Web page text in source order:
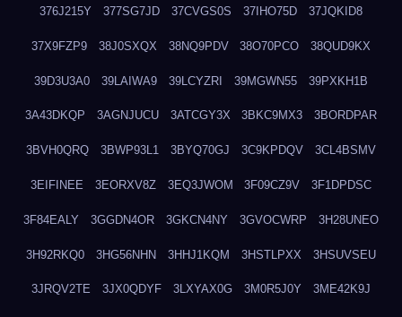
376J215Y 377SG7JD 37CVGS0S 37IHO75D 37JQKID8
37X9FZP9 38J0SXQX 38NQ9PDV 38O70PCO 38QUD9KX
39D3U3A0 39LAIWA9 39LCYZRI 39MGWN55 39PXKH1B
3A43DKQP 3AGNJUCU 3ATCGY3X 3BKC9MX3 3BORDPAR
3BVH0QRQ 3BWP93L1 3BYQ70GJ 3C9KPDQV 3CL4BSMV
3EIFINEE 3EORXV8Z 3EQ3JWOM 3F09CZ9V 3F1DPDSC
3F84EALY 3GGDN4OR 3GKCN4NY 3GVOCWRP 3H28UNEO
3H92RKQ0 3HG56NHN 3HHJ1KQM 3HSTLPXX 3HSUVSEU
3JRQV2TE 3JX0QDYF 3LXYAX0G 3M0R5J0Y 3ME42K9J